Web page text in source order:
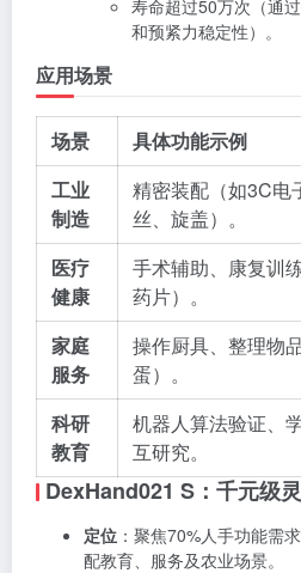
寿命超过50万次（通
和预紧力稳定性）。
应用场景
场景
具体功能示例
工业
制造
精密装配（如3C电
丝、旋盖）。
医疗
健康
手术辅助、康复训
药片）。
家庭
服务
操作厨具、整理物
蛋）。
科研
教育
机器人算法验证、
互研究。
DexHand021 S：千元级
定位 ：聚焦70%人手功能需
配教育、服务及农业场景。